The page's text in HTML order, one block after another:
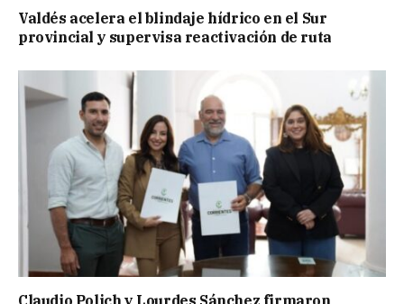
Valdés acelera el blindaje hídrico en el Sur
provincial y supervisa reactivación de ruta